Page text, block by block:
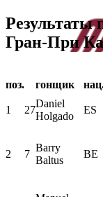
Результаты
Гран-При
поз. гонщик
1 27
Daniel
Holgado
ES
2 7
Barry
Baltus
BE